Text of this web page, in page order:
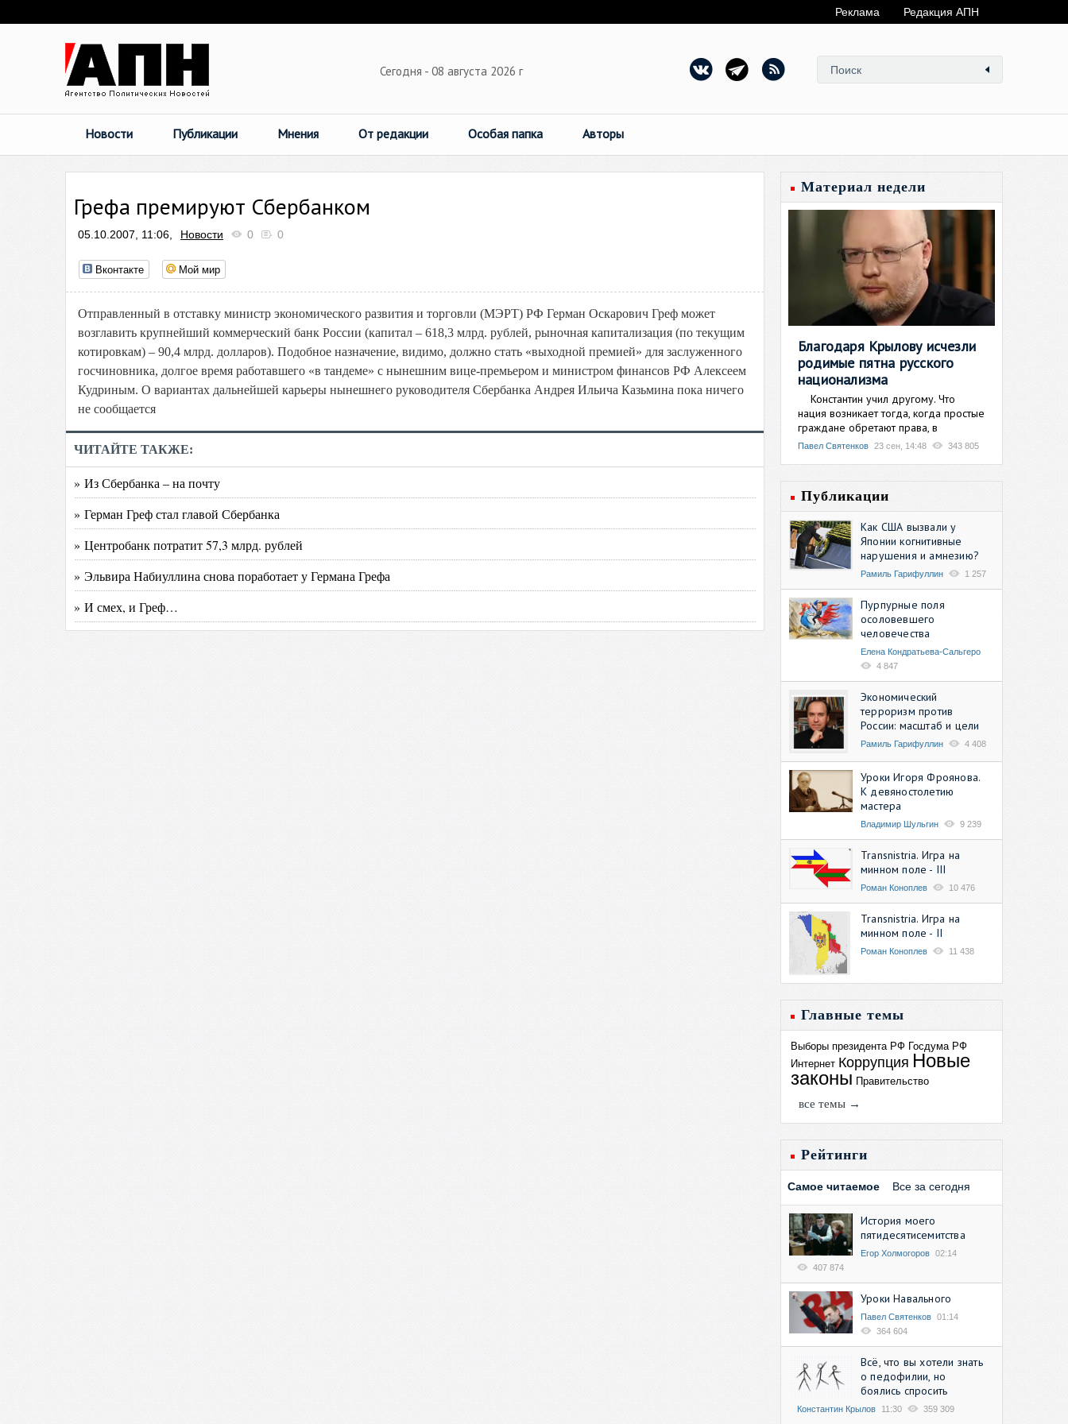
Реклама Редакция АПН
Сегодня - 08 августа 2026 г
Новости Публикации Мнения От редакции Особая папка Авторы
Грефа премируют Сбербанком
05.10.2007, 11:06, Новости 0 0
Вконтакте Мой мир
Отправленный в отставку министр экономического развития и торговли (МЭРТ) РФ Герман Оскарович Греф может
возглавить крупнейший коммерческий банк России (капитал – 618,3 млрд. рублей, рыночная капитализация (по текущим
котировкам) – 90,4 млрд. долларов). Подобное назначение, видимо, должно стать «выходной премией» для заслуженного
госчиновника, долгое время работавшего «в тандеме» с нынешним вице-премьером и министром финансов РФ Алексеем
Кудриным. О вариантах дальнейшей карьеры нынешнего руководителя Сбербанка Андрея Ильича Казьмина пока ничего
не сообщается
ЧИТАЙТЕ ТАКЖЕ:
» Из Сбербанка – на почту
» Герман Греф стал главой Сбербанка
» Центробанк потратит 57,3 млрд. рублей
» Эльвира Набиуллина снова поработает у Германа Грефа
» И смех, и Греф…
Материал недели
Благодаря Крылову исчезли
родимые пятна русского
национализма
Константин учил другому. Что
нация возникает тогда, когда простые
граждане обретают права, в
Павел Святенков 23 сен, 14:48 343 805
Публикации
Как США вызвали у
Японии когнитивные
нарушения и амнезию?
Рамиль Гарифуллин 1 257
Пурпурные поля
осоловевшего
человечества
Елена Кондратьева-Сальгеро
4 847
Экономический
терроризм против
России: масштаб и цели
Рамиль Гарифуллин 4 408
Уроки Игоря Фроянова.
К девяностолетию
мастера
Владимир Шульгин 9 239
Transnistria. Игра на
минном поле - III
Роман Коноплев 10 476
Transnistria. Игра на
минном поле - II
Роман Коноплев 11 438
Главные темы
Выборы президента РФ Госдума РФ
Интернет Коррупция Новые
законы Правительство
все темы →
Рейтинги
Самое читаемое Все за сегодня
История моего
пятидесятисемитства
Егор Холмогоров 02:14
407 874
Уроки Навального
Павел Святенков 01:14
364 604
Всё, что вы хотели знать
о педофилии, но
боялись спросить
Константин Крылов 11:30 359 309